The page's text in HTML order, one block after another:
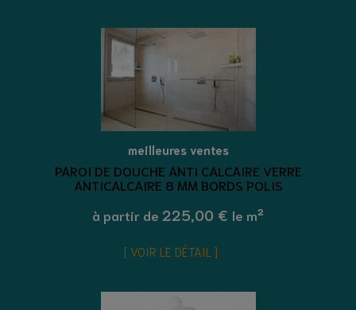
meilleures ventes
PAROI DE DOUCHE ANTI CALCAIRE VERRE
ANTICALCAIRE 8 MM BORDS POLIS
à partir de 225,00 € le m²
VOIR LE DÉTAIL